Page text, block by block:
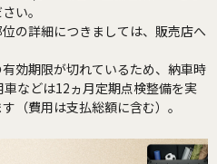
い。
の詳細につきましては、販売店へ
有効期限が切れているため、納車時
などは12ヵ月定期点検整備を実
（費用は支払総額に含む）。